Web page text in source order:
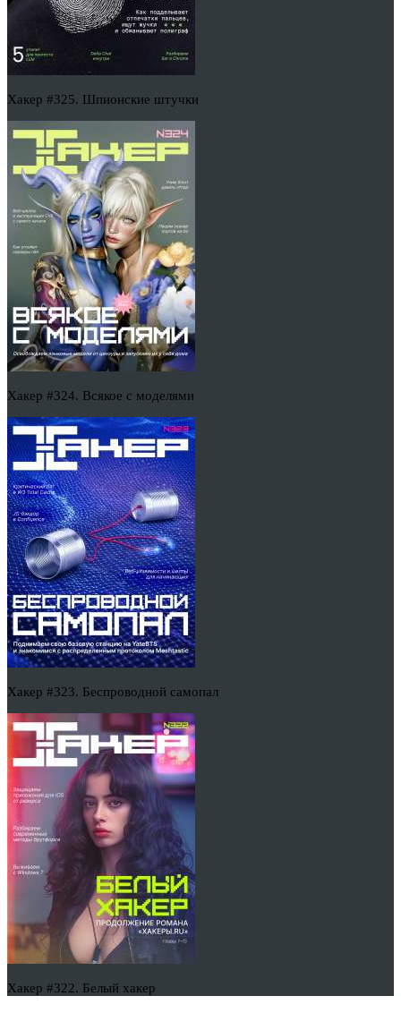
Хакер #325. Шпионские штучки
Хакер #324. Всякое с моделями
Хакер #323. Беспроводной самопал
Хакер #322. Белый хакер